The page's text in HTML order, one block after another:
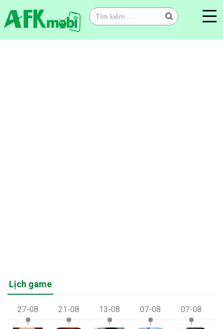
Lịch game
27-08 21-08 13-08 07-08 07-08